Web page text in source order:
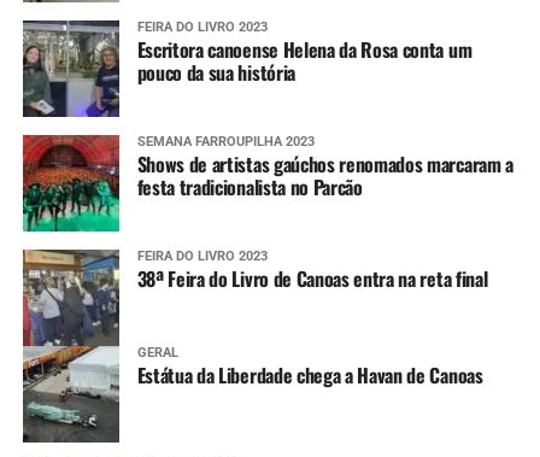
FEIRA DO LIVRO 2023
Escritora canoense Helena da Rosa conta um
pouco da sua história
SEMANA FARROUPILHA 2023
Shows de artistas gaúchos renomados marcaram a
festa tradicionalista no Parcão
FEIRA DO LIVRO 2023
38ª Feira do Livro de Canoas entra na reta final
GERAL
Estátua da Liberdade chega a Havan de Canoas